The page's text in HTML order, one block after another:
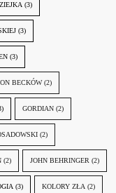
(3)
(3)
(3)
BECKÓW (2)
GORDIAN (2)
(2)
(2) JOHN BEHRINGER (2)
(3) KOLORY ZŁA (2)